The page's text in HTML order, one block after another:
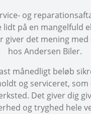
og
på en mangelfuld
giver det mening med
hos Andersen Biler.
månedligt beløb
og serviceret, som
Det giver dig
og tryghed hele